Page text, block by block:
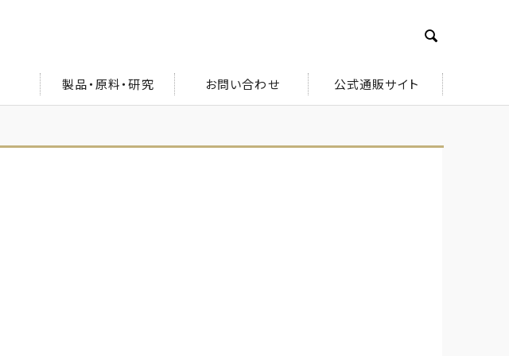

製品・原料・研究 お問い合わせ 公式通販サイト